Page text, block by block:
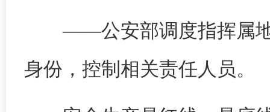
——公安部调度指挥属
身份，控制相关责任人员。